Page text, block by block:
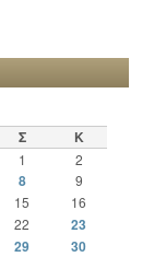
Σ Κ
1
2
8
9
15 16
22 23
29
30